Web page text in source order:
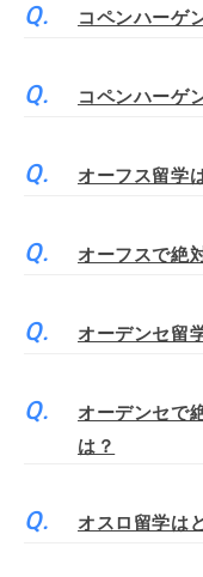
コペンハーゲ
コペンハーゲ
オーフス留学
オーフスで絶
オーデンセ留
オーデンセで
は？
オスロ留学は